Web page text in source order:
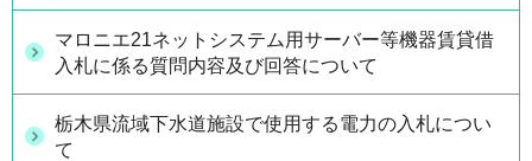
マロニエ21ネットシステム用サーバー等機器賃貸借
入札に係る質問内容及び回答について
栃木県流域下水道施設で使用する電力の入札につい
て